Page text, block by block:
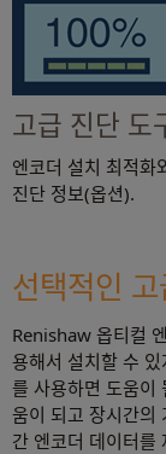
고급 진단 도
엔코더 설치 최적화
진단 정보(옵션).
선택적인
Renishaw 옵티컬
용해서 설치할 수
를 사용하면 도움이
움이 되고 장시간의
간 엔코더 데이터를